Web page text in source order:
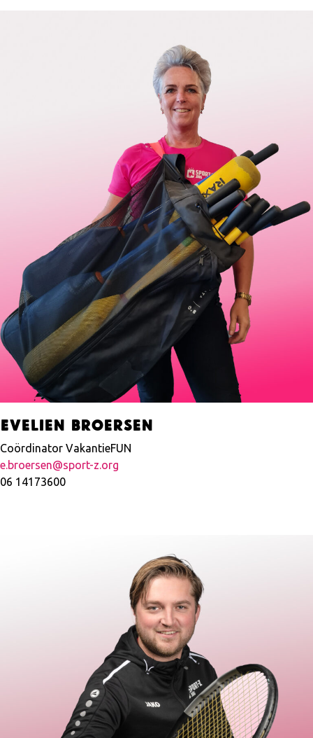
Evelien broersen
Coördinator VakantieFUN
e.broersen@sport-z.org
06 14173600